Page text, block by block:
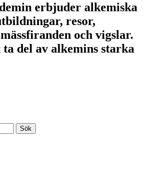
erbjuder alkemiska
resor,
och vigslar.
del av alkemins starka